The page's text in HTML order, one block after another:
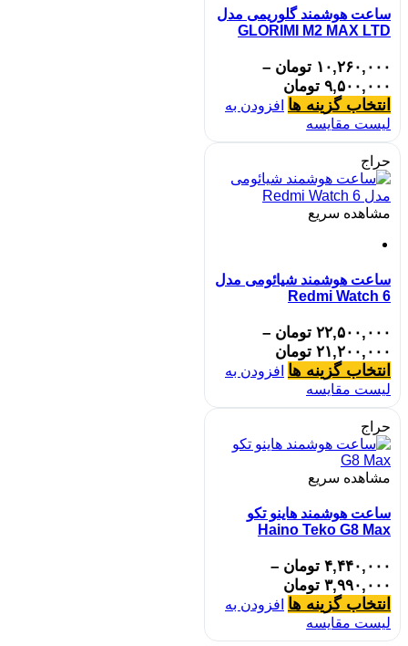
ساعت هوشمند گلوریمی مدل
GLORIMI M2 MAX LTD
۱۰,۲۶۰,۰۰۰ تومان –
۹,۵۰۰,۰۰۰ تومان
انتخاب گزینه ها افزودن به
لیست مقایسه
حراج
مشاهده سریع
ساعت هوشمند شیائومی مدل
Redmi Watch 6
۲۲,۵۰۰,۰۰۰ تومان –
۲۱,۲۰۰,۰۰۰ تومان
انتخاب گزینه ها افزودن به
لیست مقایسه
حراج
مشاهده سریع
ساعت هوشمند هاینو تکو
Haino Teko G8 Max
۴,۴۴۰,۰۰۰ تومان –
۳,۹۹۰,۰۰۰ تومان
انتخاب گزینه ها افزودن به
لیست مقایسه